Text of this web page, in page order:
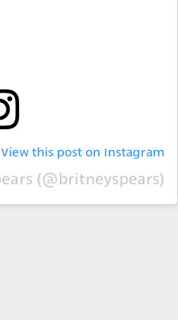
View this post on Instagram